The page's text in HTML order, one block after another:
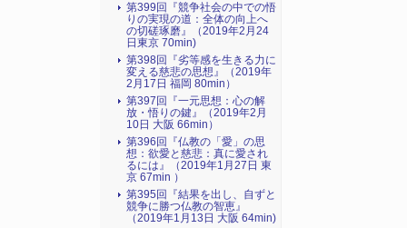
第399回『競争社会の中での悟
りの実現の道：全体の向上へ
の切磋琢磨』（2019年2月24
日東京 70min)
第398回『劣等感を生きる力に
変える慈悲の思想』（2019年
2月17日 福岡 80min）
第397回『一元思想：心の解
放・悟りの鍵』（2019年2月
10日 大阪 66min）
第396回『仏教の「愛」の思
想：欲愛と慈悲：真に愛され
るには』（2019年1月27日 東
京 67min ）
第395回『結果を出し、自ずと
競争に勝つ仏教の智恵』
（2019年1月13日 大阪 64min)